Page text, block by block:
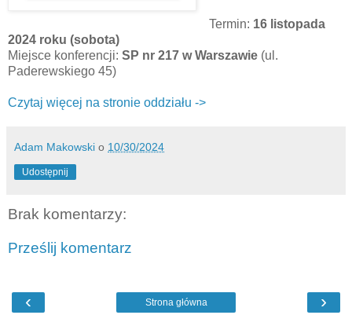
Termin: 16 listopada
2024 roku (sobota)
Miejsce konferencji: SP nr 217 w Warszawie (ul.
Paderewskiego 45)
Czytaj więcej na stronie oddziału ->
Adam Makowski o 10/30/2024
Udostępnij
Brak komentarzy:
Prześlij komentarz
‹ ›
Strona główna